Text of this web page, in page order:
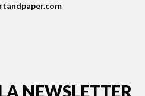
NEWSLETTER